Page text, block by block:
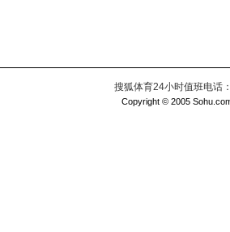
搜狐体育24小时值班电话
Copyright © 2005